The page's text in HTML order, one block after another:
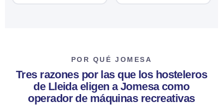
POR QUÉ JOMESA
Tres razones por las que los hosteleros
de Lleida eligen a Jomesa como
operador de máquinas recreativas